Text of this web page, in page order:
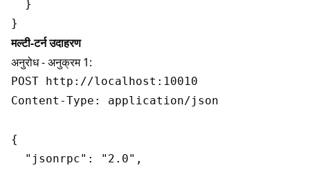
  }
मल्टी-टर्न उदाहरण
अनुरोध - अनुक्रम 1:
POST http://localhost:10010
Content-Type: application/json
{
  "jsonrpc": "2.0",